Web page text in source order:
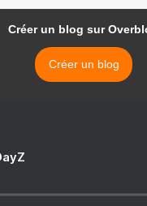
Créer un blog sur
Créer un blog